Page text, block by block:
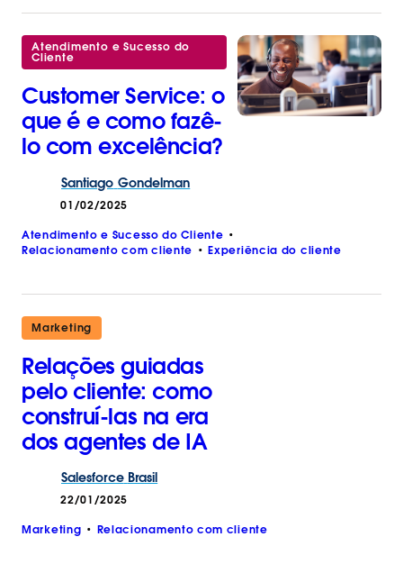
Atendimento e Sucesso do
Cliente
Customer Service: o
que é e como fazê-
lo com excelência?
Santiago Gondelman
01/02/2025
Atendimento e Sucesso do Cliente
Relacionamento com cliente
Experiência do cliente
Marketing
Relações guiadas
pelo cliente: como
construí-las na era
dos agentes de IA
Salesforce Brasil
22/01/2025
Marketing Relacionamento com cliente